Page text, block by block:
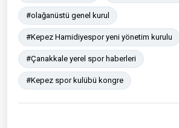
#olağanüstü genel kurul
#Kepez Hamidiyespor yeni yönetim kurulu
#Çanakkale yerel spor haberleri
#Kepez spor kulübü kongre